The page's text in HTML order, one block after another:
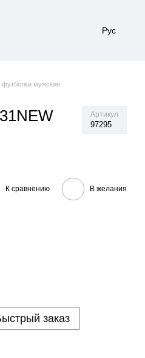
Рус
мужские
Артикул
97295
К сравнению В желания
заказ